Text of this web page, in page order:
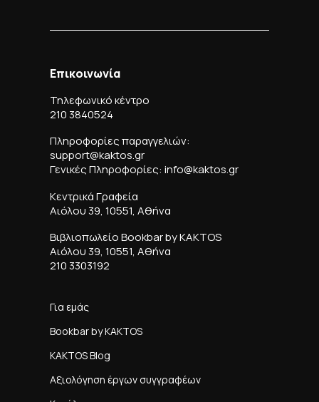
Επικοινωνία
Τηλεφωνικό κέντρο
210 3840524
Πληροφορίες παραγγελιών:
support@kaktos.gr
Γενικές Πληροφορίες: info@kaktos.gr
Κεντρικά Γραφεία
Αιόλου 39, 10551, Αθήνα
Βιβλιοπωλείο Bookbar by KAKTOS
Αιόλου 39, 10551, Αθήνα
210 3303192
Για εμάς
Bookbar by KAKTOS
KAKTOS Blog
Αξιολόγηση έργων συγγραφέων